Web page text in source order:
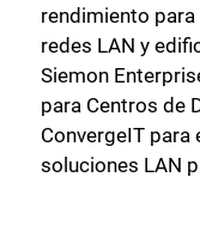
rendimiento
redes LAN y
Siemon
para Centros de
ConvergeIT
soluciones LAN